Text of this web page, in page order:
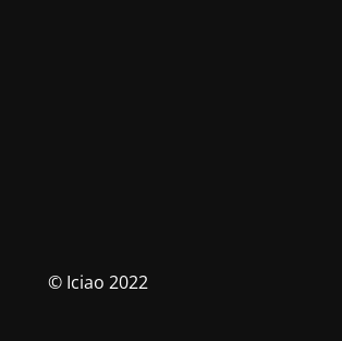
© Iciao 2022